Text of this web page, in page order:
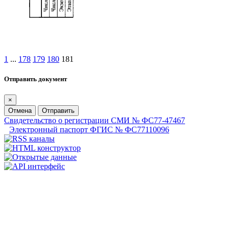
1 ... 178 179 180 181
Отправить документ
×
Отмена
Отправить
Свидетельство о регистрации СМИ № ФС77-47467
Электронный паспорт ФГИС № ФС77110096